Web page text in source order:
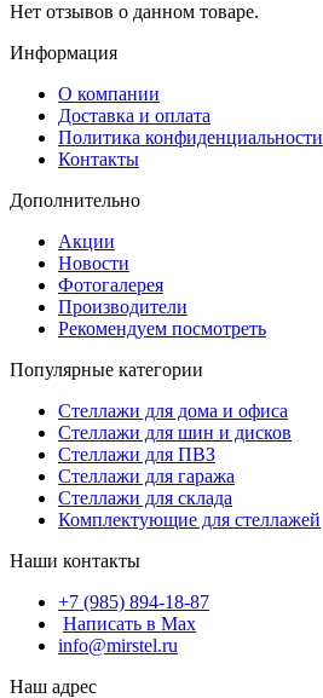
Нет отзывов о данном товаре.
Информация
О компании
Доставка и оплата
Политика конфиденциальности
Контакты
Дополнительно
Акции
Новости
Фотогалерея
Производители
Рекомендуем посмотреть
Популярные категории
Стеллажи для дома и офиса
Стеллажи для шин и дисков
Стеллажи для ПВЗ
Стеллажи для гаража
Стеллажи для склада
Комплектующие для стеллажей
Наши контакты
+7 (985) 894-18-87
Написать в Max
info@mirstel.ru
Наш адрес